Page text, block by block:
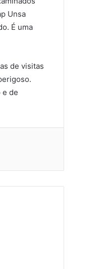
Unsa
É uma
de visitas
e de